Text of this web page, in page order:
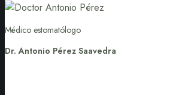
Médico estomatólogo
Dr. Antonio Pérez Saavedra